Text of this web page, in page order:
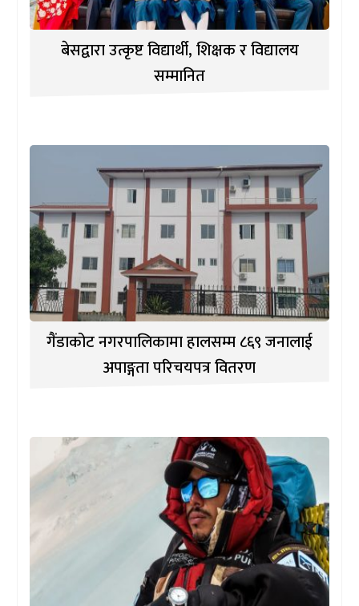
बेसद्वारा उत्कृष्ट विद्यार्थी, शिक्षक र विद्यालय
सम्मानित
गैंडाकोट नगरपालिकामा हालसम्म ८६९ जनालाई
अपाङ्गता परिचयपत्र वितरण